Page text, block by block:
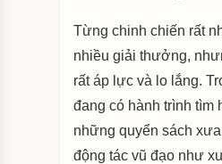
Từng chinh chiến rất
nhiều giải thưởng,
rất áp lực và lo lắng.
đang có hành trình tìm
những quyển sách
động tác vũ đạo như